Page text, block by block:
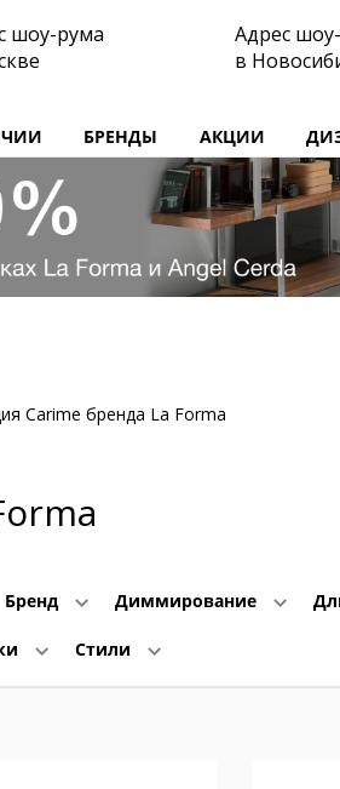
шоу-рума
Адрес
в
БРЕНДЫ АКЦИИ
Carime бренда La Forma
Бренд Диммирование
Стили